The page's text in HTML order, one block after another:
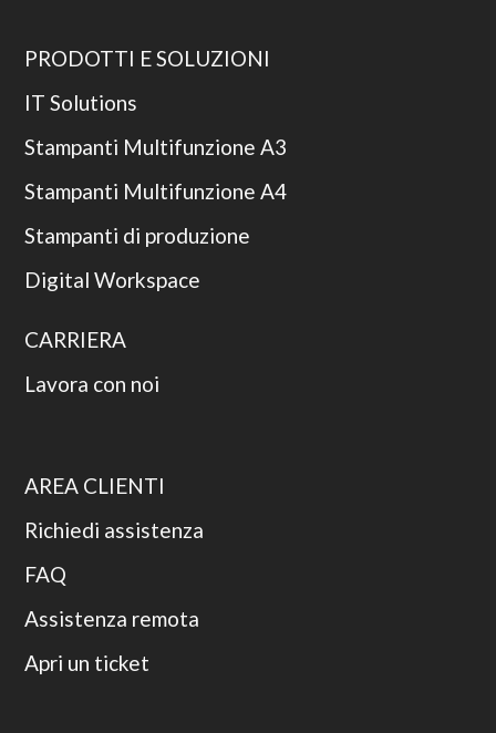
PRODOTTI E SOLUZIONI
IT Solutions
Stampanti Multifunzione A3
Stampanti Multifunzione A4
Stampanti di produzione
Digital Workspace
CARRIERA
Lavora con noi
AREA CLIENTI
Richiedi assistenza
FAQ
Assistenza remota
Apri un ticket